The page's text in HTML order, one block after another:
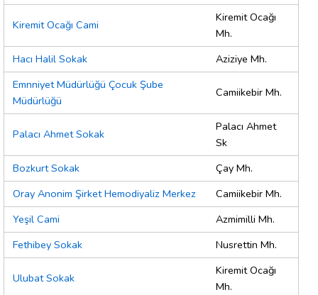
Kiremit Ocağı Cami
Kiremit Ocağı
Mh.
Hacı Halil Sokak
Aziziye Mh.
Emnniyet Müdürlüğü Çocuk Şube
Müdürlüğü
Camiikebir Mh.
Palacı Ahmet Sokak
Palacı Ahmet
Sk
Bozkurt Sokak
Çay Mh.
Oray Anonim Şirket Hemodiyaliz Merkez
Camiikebir Mh.
Yeşil Cami
Azmimilli Mh.
Fethibey Sokak
Nusrettin Mh.
Ulubat Sokak
Kiremit Ocağı
Mh.